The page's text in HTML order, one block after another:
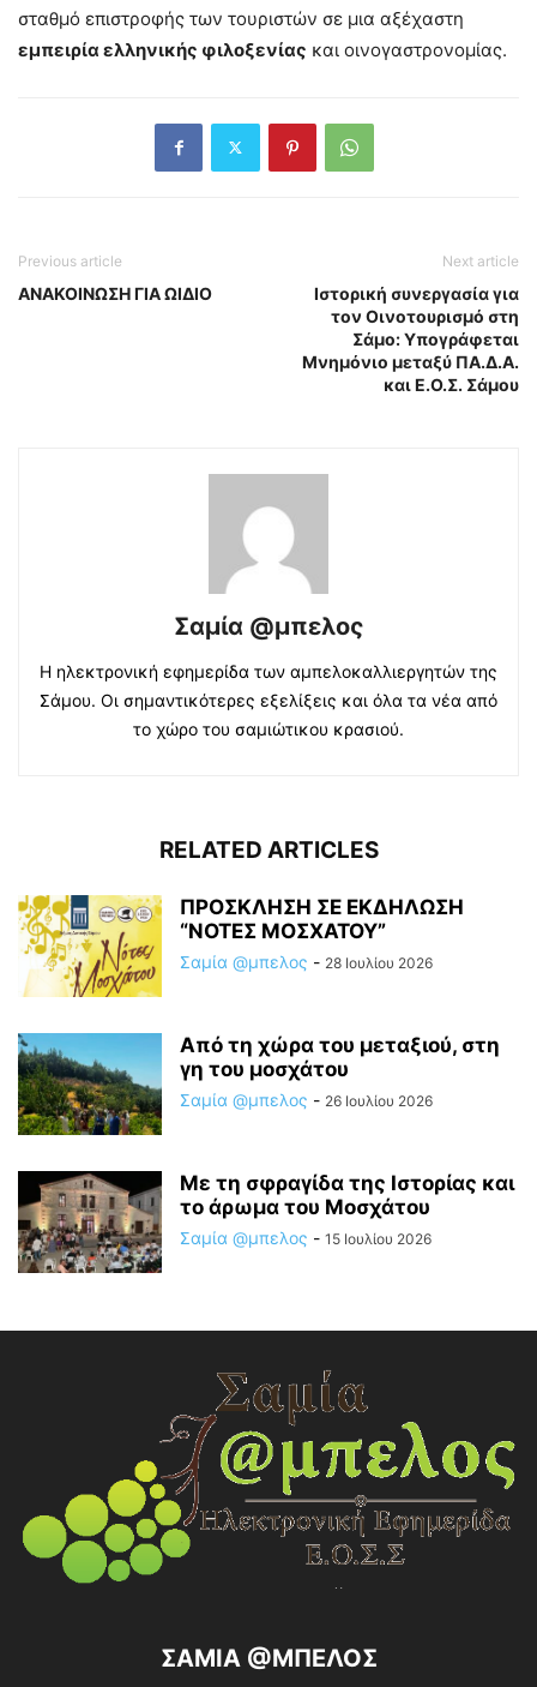
σταθμό επιστροφής των τουριστών σε μια αξέχαστη
εμπειρία ελληνικής φιλοξενίας και οινογαστρονομίας.
Previous article
ΑΝΑΚΟΙΝΩΣΗ ΓΙΑ ΩΙΔΙΟ
Next article
Ιστορική συνεργασία για
τον Οινοτουρισμό στη
Σάμο: Υπογράφεται
Μνημόνιο μεταξύ ΠΑ.Δ.Α.
και Ε.Ο.Σ. Σάμου
Σαμία @μπελος
Η ηλεκτρονική εφημερίδα των αμπελοκαλλιεργητών της
Σάμου. Οι σημαντικότερες εξελίξεις και όλα τα νέα από
το χώρο του σαμιώτικου κρασιού.
RELATED ARTICLES
ΠΡΟΣΚΛΗΣΗ ΣΕ ΕΚΔΗΛΩΣΗ
“ΝΟΤΕΣ ΜΟΣΧΑΤΟΥ”
Σαμία @μπελος - 28 Ιουλίου 2026
Από τη χώρα του μεταξιού, στη
γη του μοσχάτου
Σαμία @μπελος - 26 Ιουλίου 2026
Με τη σφραγίδα της Ιστορίας και
το άρωμα του Μοσχάτου
Σαμία @μπελος - 15 Ιουλίου 2026
ΣΑΜΙΑ @ΜΠΕΛΟΣ